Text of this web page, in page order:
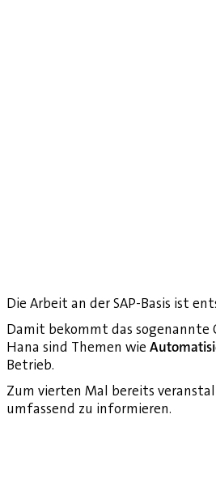
Die Arbeit an der SAP-Basis ist
Damit bekommt das sogenannte
Hana sind Themen wie
Betrieb.
Zum vierten Mal bereits
umfassend zu informieren.